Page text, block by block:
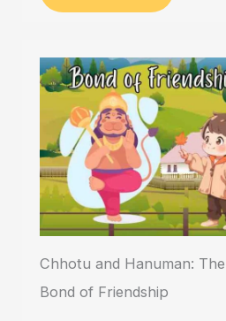
Chhotu and Hanuman:
Bond of Friendship